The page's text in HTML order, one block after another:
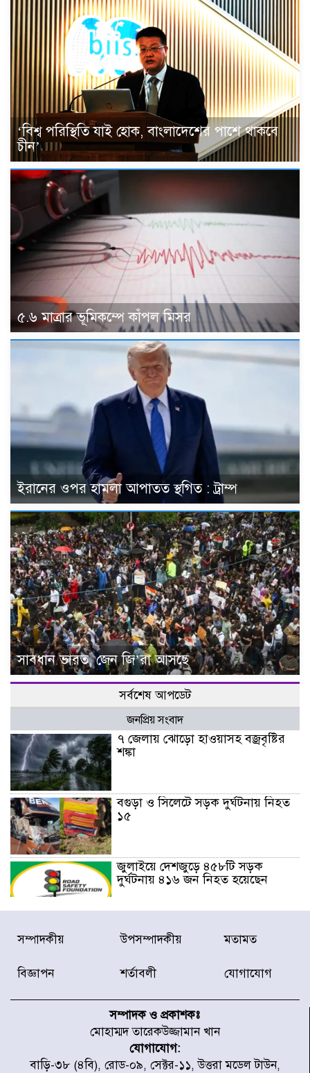
‘বিশ্ব পরিস্থিতি যাই হোক, বাংলাদেশের পাশে থাকবে
চীন’
৫.৬ মাত্রার ভূমিকম্পে কাঁপল মিসর
ইরানের ওপর হামলা আপাতত স্থগিত : ট্রাম্প
সাবধান ভারত, জেন জি’রা আসছে
সর্বশেষ আপডেট
জনপ্রিয় সংবাদ
৭ জেলায় ঝোড়ো হাওয়াসহ বজ্রবৃষ্টির
শঙ্কা
বগুড়া ও সিলেটে সড়ক দুর্ঘটনায় নিহত
১৫
জুলাইয়ে দেশজুড়ে ৪৫৮টি সড়ক
দুর্ঘটনায় ৪১৬ জন নিহত হয়েছেন
হারিয়ে যাওয়া শিশুকে পরিবারের কাছে
ফিরিয়ে প্রশংসায় ভাসছেন খিলক্ষেত
স্মৃতি জাদুঘর
রাজধানীর উত্তরা আঞ্চলিক পাসপোর্ট
সম্পাদকীয় উপসম্পাদকীয় মতামত
বিজ্ঞাপন শর্তাবলী যোগাযোগ
সম্পাদক ও প্রকাশকঃ
মোহাম্মদ তারেকউজ্জামান খান
যোগাযোগ:
বাড়ি-৩৮ (৪বি), রোড-০৯, সেক্টর-১১, উত্তরা মডেল টাউন,